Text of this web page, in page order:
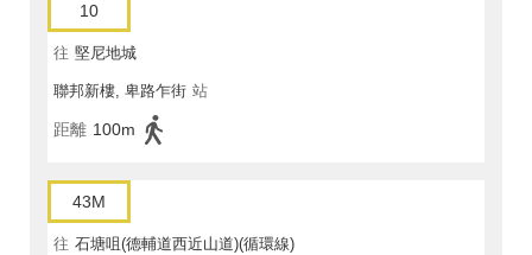
10
往 堅尼地城
聯邦新樓, 卑路乍街 站
距離 100m
43M
往 石塘咀(德輔道西近山道)(循環線)